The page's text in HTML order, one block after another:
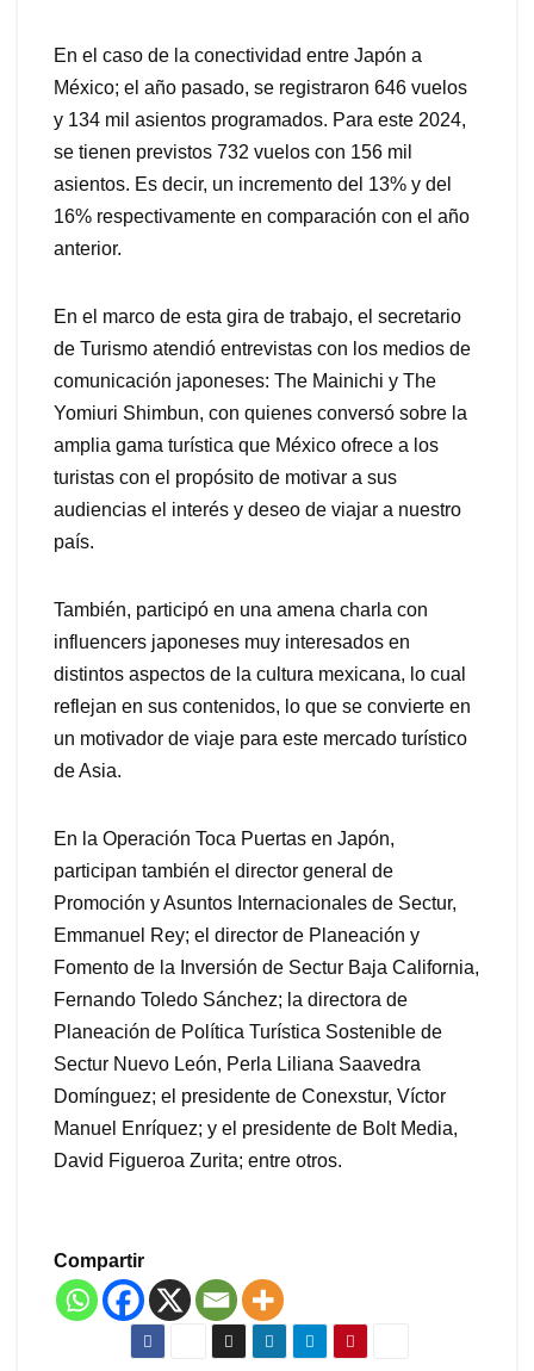
En el caso de la conectividad entre Japón a
México; el año pasado, se registraron 646 vuelos
y 134 mil asientos programados. Para este 2024,
se tienen previstos 732 vuelos con 156 mil
asientos. Es decir, un incremento del 13% y del
16% respectivamente en comparación con el año
anterior.
En el marco de esta gira de trabajo, el secretario
de Turismo atendió entrevistas con los medios de
comunicación japoneses: The Mainichi y The
Yomiuri Shimbun, con quienes conversó sobre la
amplia gama turística que México ofrece a los
turistas con el propósito de motivar a sus
audiencias el interés y deseo de viajar a nuestro
país.
También, participó en una amena charla con
influencers japoneses muy interesados en
distintos aspectos de la cultura mexicana, lo cual
reflejan en sus contenidos, lo que se convierte en
un motivador de viaje para este mercado turístico
de Asia.
En la Operación Toca Puertas en Japón,
participan también el director general de
Promoción y Asuntos Internacionales de Sectur,
Emmanuel Rey; el director de Planeación y
Fomento de la Inversión de Sectur Baja California,
Fernando Toledo Sánchez; la directora de
Planeación de Política Turística Sostenible de
Sectur Nuevo León, Perla Liliana Saavedra
Domínguez; el presidente de Conexstur, Víctor
Manuel Enríquez; y el presidente de Bolt Media,
David Figueroa Zurita; entre otros.
Compartir